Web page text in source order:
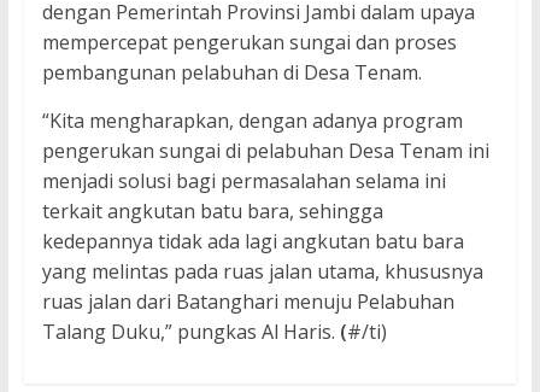
dengan Pemerintah Provinsi Jambi dalam upaya
mempercepat pengerukan sungai dan proses
pembangunan pelabuhan di Desa Tenam.
“Kita mengharapkan, dengan adanya program
pengerukan sungai di pelabuhan Desa Tenam ini
menjadi solusi bagi permasalahan selama ini
terkait angkutan batu bara, sehingga
kedepannya tidak ada lagi angkutan batu bara
yang melintas pada ruas jalan utama, khususnya
ruas jalan dari Batanghari menuju Pelabuhan
Talang Duku,” pungkas Al Haris. (#/ti)